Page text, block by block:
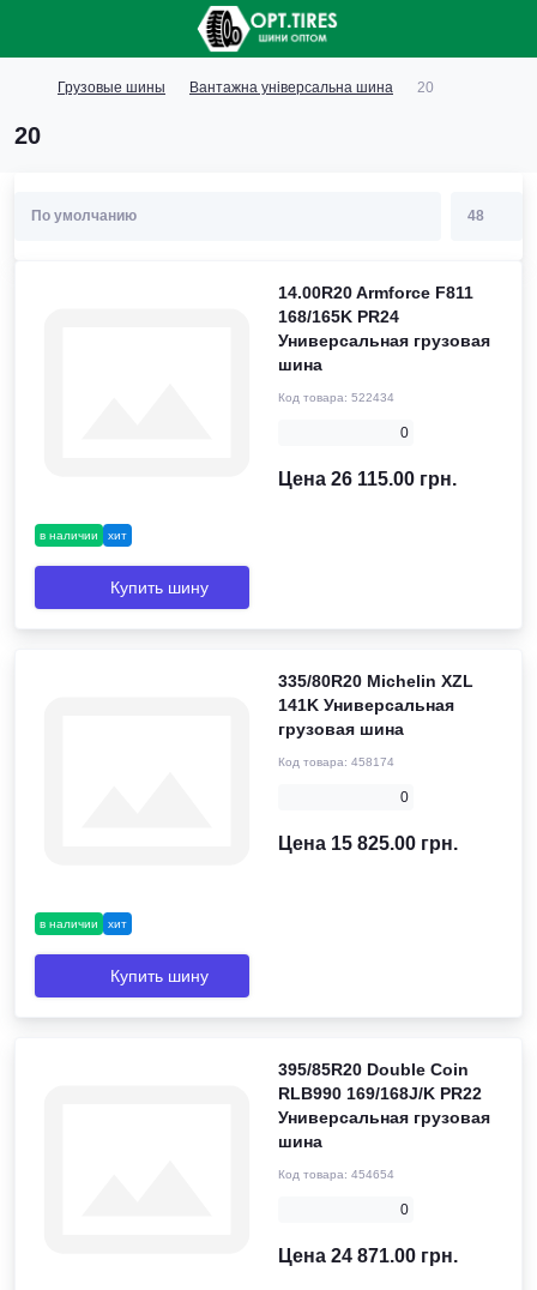
Грузовые шины Вантажна універсальна шина 20
20
в наличии хит
14.00R20 Armforce F811
168/165K PR24
Универсальная грузовая
шина
Код товара: 522434
0
Цена 26 115.00 грн.
Купить шину
в наличии хит
335/80R20 Michelin XZL
141K Универсальная
грузовая шина
Код товара: 458174
0
Цена 15 825.00 грн.
Купить шину
395/85R20 Double Coin
RLB990 169/168J/K PR22
Универсальная грузовая
шина
Код товара: 454654
0
Цена 24 871.00 грн.